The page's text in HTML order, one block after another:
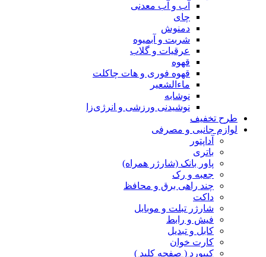
آب و آب معدنی
چای
دمنوش
شربت و آبمیوه
عرقیات و گلاب
قهوه
قهوه فوری و هات چاکلت
ماءالشعیر
نوشابه
نوشیدنی ورزشی و انرژی‌زا
طرح تخفیف
لوازم جانبی و مصرفی
آداپتور
باتری
پاور بانک (شارژر همراه)
جعبه و رک
چند راهی برق و محافظ
داکت
شارژر تبلت و موبایل
فیش و رابط
کابل و تبدیل
کارت خوان
کیبورد ( صفحه کلید )